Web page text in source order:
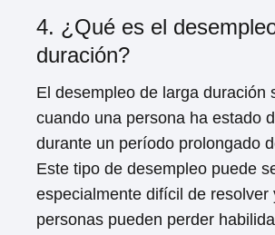
4. ¿Qué es el
duración?
El desempleo de larga duración
cuando una persona ha estado
durante un período prolongado
Este tipo de desempleo puede
especialmente difícil de resolver
personas pueden perder